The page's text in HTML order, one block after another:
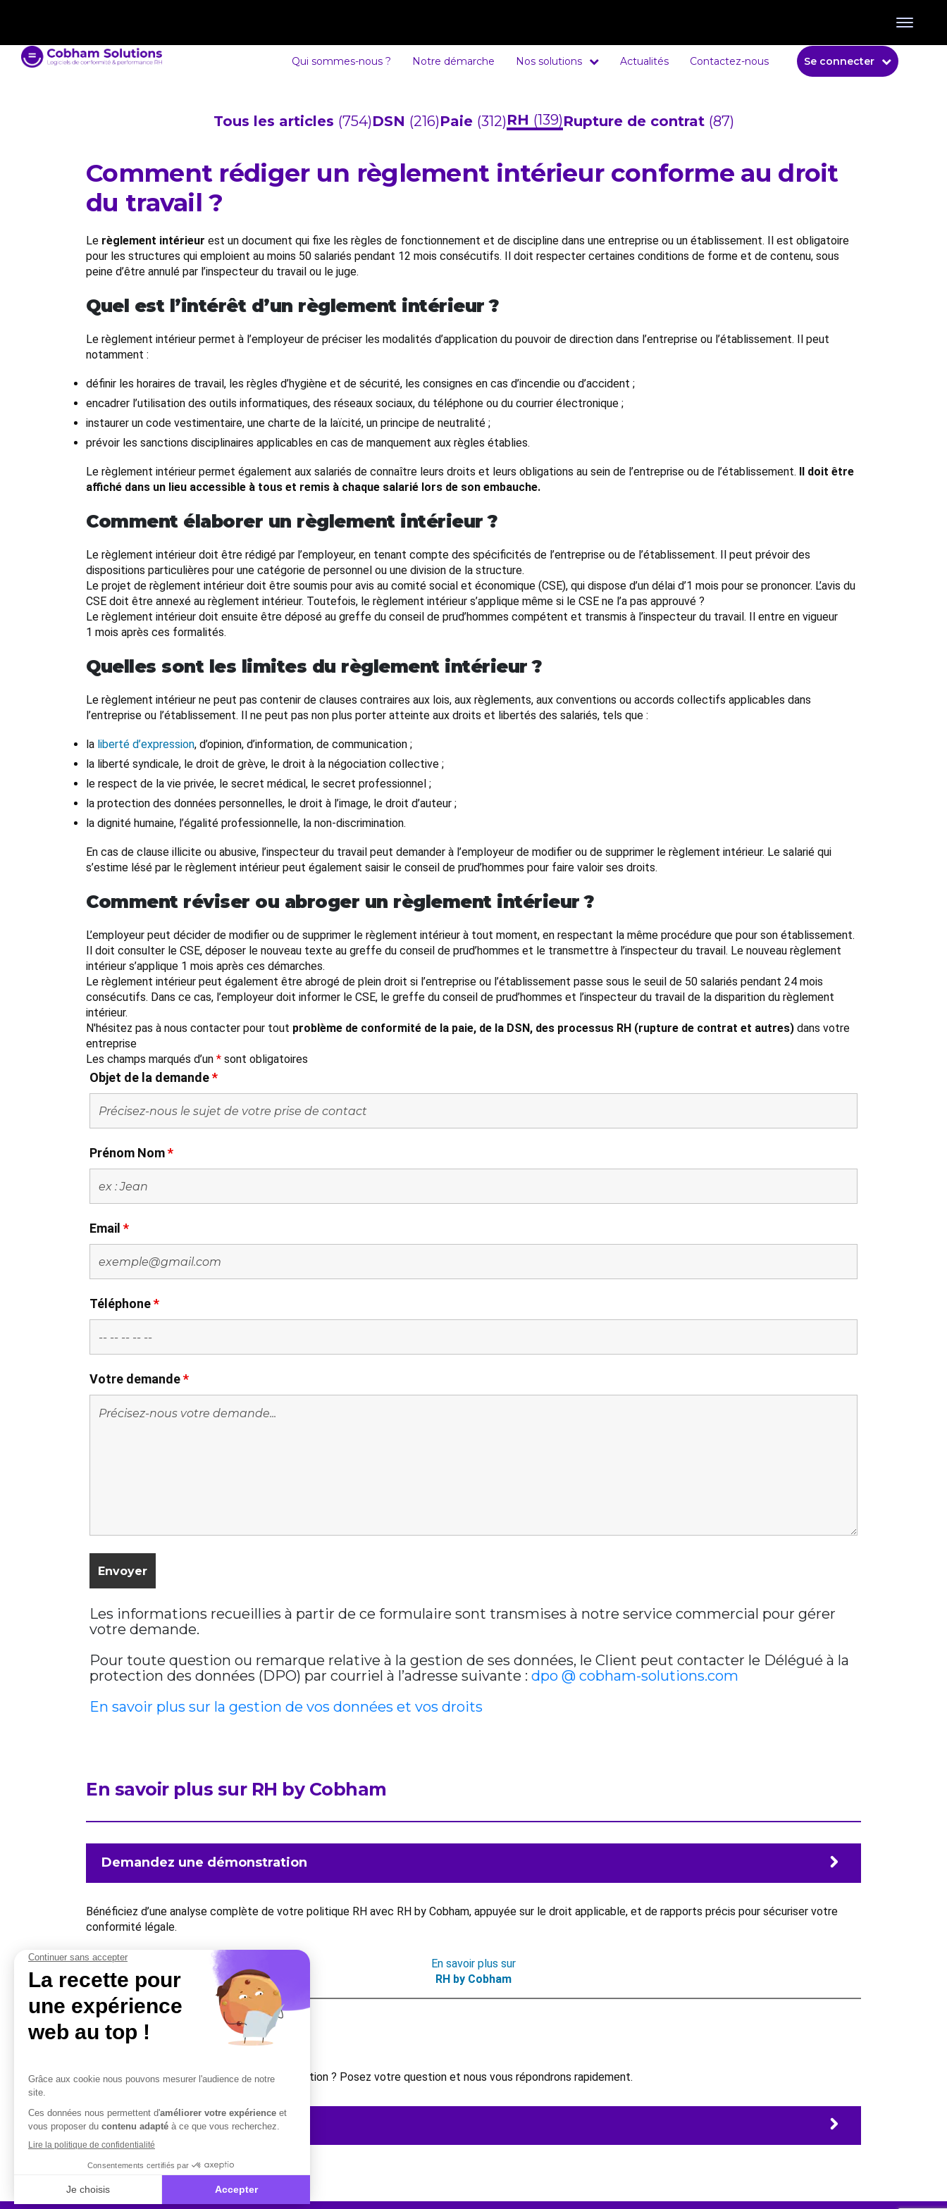
Qui sommes-nous ? Notre démarche Nos solutions Actualités Contactez-nous Se connecter
Tous les articles (754)DSN (216)Paie (312)RH (139)Rupture de contrat (87)
Comment rédiger un règlement intérieur conforme au droit
du travail ?
Le règlement intérieur est un document qui fixe les règles de fonctionnement et de discipline dans une entreprise ou un établissement. Il est obligatoire
pour les structures qui emploient au moins 50 salariés pendant 12 mois consécutifs. Il doit respecter certaines conditions de forme et de contenu, sous
peine d’être annulé par l’inspecteur du travail ou le juge.
Quel est l’intérêt d’un règlement intérieur ?
Le règlement intérieur permet à l’employeur de préciser les modalités d’application du pouvoir de direction dans l’entreprise ou l’établissement. Il peut
notamment :
définir les horaires de travail, les règles d’hygiène et de sécurité, les consignes en cas d’incendie ou d’accident ;
encadrer l’utilisation des outils informatiques, des réseaux sociaux, du téléphone ou du courrier électronique ;
instaurer un code vestimentaire, une charte de la laïcité, un principe de neutralité ;
prévoir les sanctions disciplinaires applicables en cas de manquement aux règles établies.
Le règlement intérieur permet également aux salariés de connaître leurs droits et leurs obligations au sein de l’entreprise ou de l’établissement. Il doit être
affiché dans un lieu accessible à tous et remis à chaque salarié lors de son embauche.
Comment élaborer un règlement intérieur ?
Le règlement intérieur doit être rédigé par l’employeur, en tenant compte des spécificités de l’entreprise ou de l’établissement. Il peut prévoir des
dispositions particulières pour une catégorie de personnel ou une division de la structure.
Le projet de règlement intérieur doit être soumis pour avis au comité social et économique (CSE), qui dispose d’un délai d’1 mois pour se prononcer. L’avis du
CSE doit être annexé au règlement intérieur. Toutefois, le règlement intérieur s’applique même si le CSE ne l’a pas approuvé ?
Le règlement intérieur doit ensuite être déposé au greffe du conseil de prud’hommes compétent et transmis à l’inspecteur du travail. Il entre en vigueur
1 mois après ces formalités.
Quelles sont les limites du règlement intérieur ?
Le règlement intérieur ne peut pas contenir de clauses contraires aux lois, aux règlements, aux conventions ou accords collectifs applicables dans
l’entreprise ou l’établissement. Il ne peut pas non plus porter atteinte aux droits et libertés des salariés, tels que :
la liberté d’expression, d’opinion, d’information, de communication ;
la liberté syndicale, le droit de grève, le droit à la négociation collective ;
le respect de la vie privée, le secret médical, le secret professionnel ;
la protection des données personnelles, le droit à l’image, le droit d’auteur ;
la dignité humaine, l’égalité professionnelle, la non-discrimination.
En cas de clause illicite ou abusive, l’inspecteur du travail peut demander à l’employeur de modifier ou de supprimer le règlement intérieur. Le salarié qui
s’estime lésé par le règlement intérieur peut également saisir le conseil de prud’hommes pour faire valoir ses droits.
Comment réviser ou abroger un règlement intérieur ?
L’employeur peut décider de modifier ou de supprimer le règlement intérieur à tout moment, en respectant la même procédure que pour son établissement.
Il doit consulter le CSE, déposer le nouveau texte au greffe du conseil de prud’hommes et le transmettre à l’inspecteur du travail. Le nouveau règlement
intérieur s’applique 1 mois après ces démarches.
Le règlement intérieur peut également être abrogé de plein droit si l’entreprise ou l’établissement passe sous le seuil de 50 salariés pendant 24 mois
consécutifs. Dans ce cas, l’employeur doit informer le CSE, le greffe du conseil de prud’hommes et l’inspecteur du travail de la disparition du règlement
intérieur.
N'hésitez pas à nous contacter pour tout problème de conformité de la paie, de la DSN, des processus RH (rupture de contrat et autres) dans votre
entreprise
Les champs marqués d’un * sont obligatoires
Objet de la demande*
Prénom Nom*
Email *
Téléphone*
Votre demande*
Les informations recueillies à partir de ce formulaire sont transmises à notre service commercial pour gérer
votre demande.
Pour toute question ou remarque relative à la gestion de ses données, le Client peut contacter le Délégué à la
protection des données (DPO) par courriel à l’adresse suivante : dpo @ cobham-solutions.com
En savoir plus sur la gestion de vos données et vos droits
En savoir plus sur RH by Cobham
Demandez une démonstration
Bénéficiez d’une analyse complète de votre politique RH avec RH by Cobham, appuyée sur le droit applicable, et de rapports précis pour sécuriser votre
conformité légale.
En savoir plus sur
RH by Cobham
Une question ?
Vous avez besoin d’un complément d’information ? Posez votre question et nous vous répondrons rapidement.
Contactez-nous